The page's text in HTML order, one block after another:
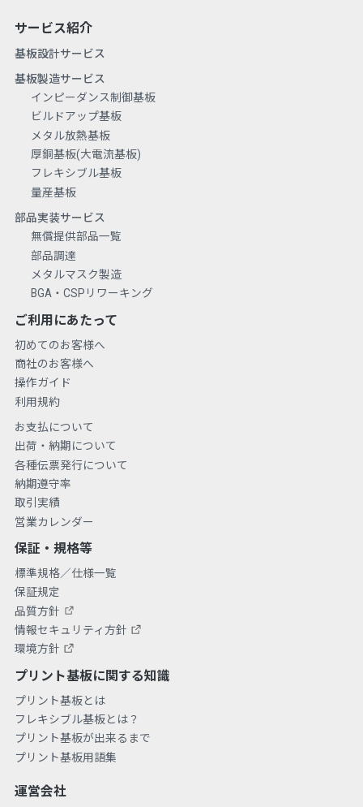
サービス紹介
基板設計サービス
基板製造サービス
インピーダンス制御基板
ビルドアップ基板
メタル放熱基板
厚銅基板(大電流基板)
フレキシブル基板
量産基板
部品実装サービス
無償提供部品一覧
部品調達
メタルマスク製造
BGA・CSPリワーキング
ご利用にあたって
初めてのお客様へ
商社のお客様へ
操作ガイド
利用規約
お支払について
出荷・納期について
各種伝票発行について
納期遵守率
取引実績
営業カレンダー
保証・規格等
標準規格／仕様一覧
保証規定
品質方針
情報セキュリティ方針
環境方針
プリント基板に関する知識
プリント基板とは
フレキシブル基板とは？
プリント基板が出来るまで
プリント基板用語集
運営会社